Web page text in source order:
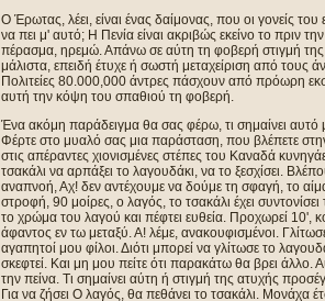
Ο Έρωτας, λέει, είναι ένας δαίμονας, που οι γονείς
να πει μ' αυτό; Η Πενία είναι ακριβώς εκείνο το πριν
πέρασμα, ηρεμώ. Απάνω σε αύτη τη φοβερή στιγμή
μάλιστα, επειδή έτυχε ή σωστή μεταχείριση από τους
Πολιτείες 80.000,000 άντρες πάσχουν από πρόωρη
αυτή την κόψη του σπαθιού τη φοβερή.
Ένα ακόμη παράδειγμα θα σας φέρω, τι σημαίνει
Φέρτε στο μυαλό σας μια παράσταση, που βλέπετε
στις απέραντες χιονισμένες στέπες του Καναδά
τσακάλι να αρπάξει το λαγουδάκι, να το ξεσχίσει.
αναπνοή, Αχ! δεν αντέχουμε να δούμε τη σφαγή, το
στροφή, 90 μοίρες, ο λαγός, το τσακάλι έχει
το χρώμα του λαγού και πέφτει ευθεία. Προχωρεί 10',
άφαντος εν τω μεταξύ. Α! λέμε, ανακουφισμένοι.
αγαπητοί μου φίλοι. Διότι μπορεί να γλίτωσε το
σκεφτεί. Και μη μου πείτε ότι παρακάτω θα βρει άλλο.
την πείνα. Τι σημαίνει αύτη ή στιγμή της ατυχής
Για να ζήσει Ο λαγός, θα πεθάνει το τσακάλι. Μονάχα